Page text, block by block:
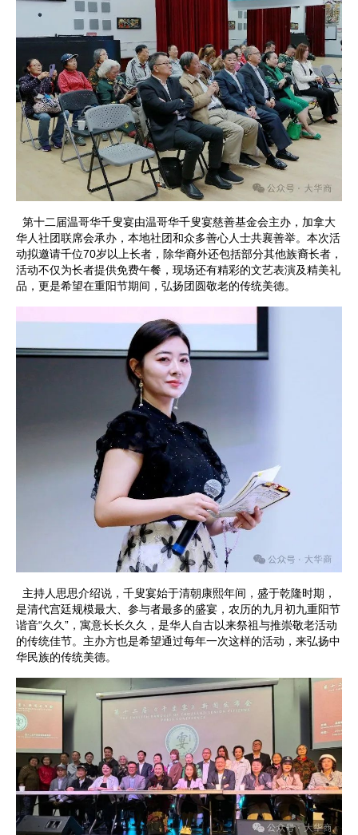
第十二届温哥华千叟宴由温哥华千叟宴慈善基金会主办，加拿大
华人社团联席会承办，本地社团和众多善心人士共襄善举。本次活
动拟邀请千位70岁以上长者，除华裔外还包括部分其他族裔长者，
活动不仅为长者提供免费午餐，现场还有精彩的文艺表演及精美礼
品，更是希望在重阳节期间，弘扬团圆敬老的传统美德。
主持人思思介绍说，千叟宴始于清朝康熙年间，盛于乾隆时期，
是清代宫廷规模最大、参与者最多的盛宴，农历的九月初九重阳节
谐音“久久”，寓意长长久久，是华人自古以来祭祖与推崇敬老活动
的传统佳节。主办方也是希望通过每年一次这样的活动，来弘扬中
华民族的传统美德。